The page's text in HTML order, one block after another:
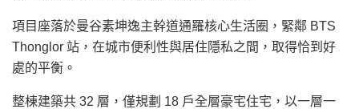
項目座落於曼谷素坤逸主幹道通羅核心生活圈，緊鄰 BTS
Thonglor 站，在城市便利性與居住隱私之間，取得恰到好
處的平衡。
整棟建築共 32 層，僅規劃 18 戶全層豪宅住宅，以一層一